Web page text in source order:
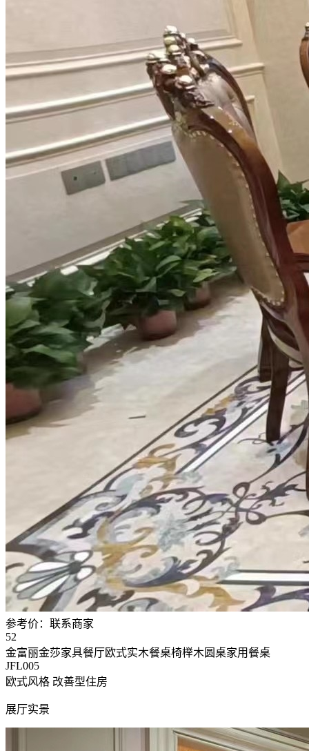
参考价： 联系商家
52
金富丽金莎家具餐厅欧式实木餐桌椅榉木圆桌家用餐桌
JFL005
欧式风格 改善型住房
展厅实景